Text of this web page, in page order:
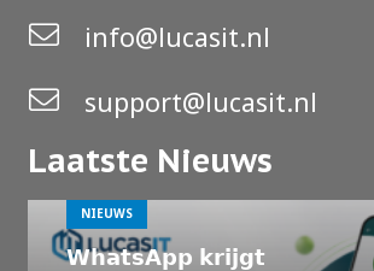
info@lucasit.nl
support@lucasit.nl
Laatste Nieuws
NIEUWS
𝗪𝗵𝗮𝘁𝘀𝗔𝗽𝗽 𝗸𝗿𝗶𝗷𝗴𝘁